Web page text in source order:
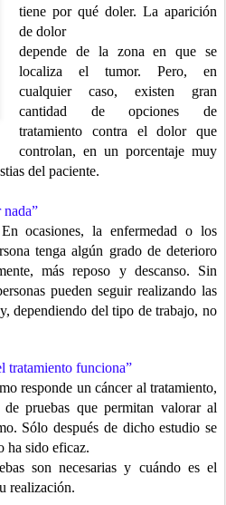
tiene por qué doler. La aparición
de dolor
depende de la zona en que se
localiza el tumor. Pero, en
cualquier caso, existen gran
cantidad de opciones de
tratamiento contra el dolor que
controlan, en un porcentaje muy
del paciente.
nada”
ocasiones, la enfermedad o los
tenga algún grado de deterioro
más reposo y descanso. Sin
pueden seguir realizando las
dependiendo del tipo de trabajo, no
tratamiento funciona”
responde un cáncer al tratamiento,
pruebas que permitan valorar al
Sólo después de dicho estudio se
ha sido eficaz.
son necesarias y cuándo es el
realización.